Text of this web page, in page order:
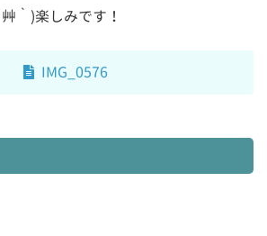
｀)楽しみです！
IMG_0576